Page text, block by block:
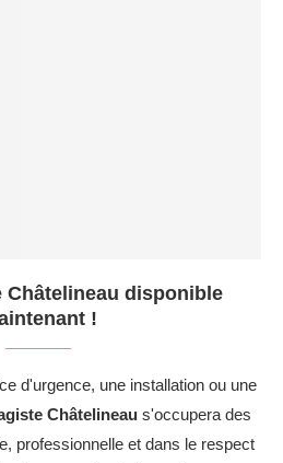
Châtelineau disponible
!
d'urgence, une installation ou une
Châtelineau s'occupera des
professionnelle et dans le respect